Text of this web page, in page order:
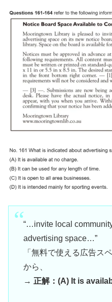
“…invite local
advertising space…”
「無料で使える広告ス
から、
→ 正解：(A) It is